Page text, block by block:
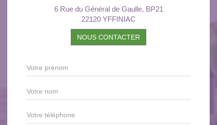
6 Rue du Général de Gaulle, BP21
22120 YFFINIAC
NOUS CONTACTER